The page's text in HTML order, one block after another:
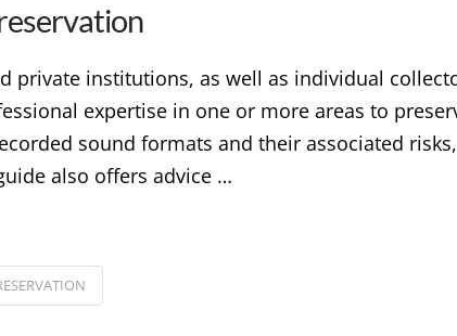
private institutions, as well as individual
expertise in one or more areas to
sound formats and their associated
also offers advice …